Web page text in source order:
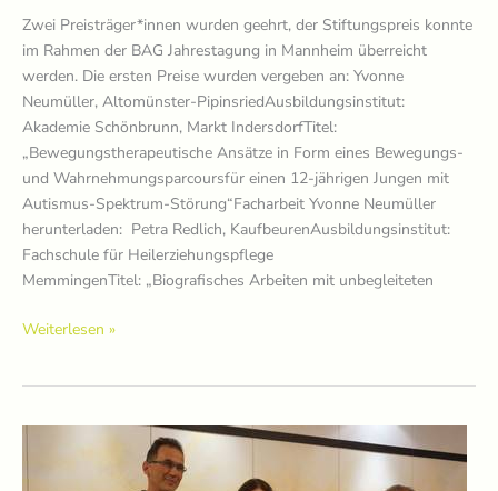
Zwei Preisträger*innen wurden geehrt, der Stiftungspreis konnte
im Rahmen der BAG Jahrestagung in Mannheim überreicht
werden. Die ersten Preise wurden vergeben an: Yvonne
Neumüller, Altomünster-PipinsriedAusbildungsinstitut:
Akademie Schönbrunn, Markt IndersdorfTitel:
„Bewegungstherapeutische Ansätze in Form eines Bewegungs-
und Wahrnehmungsparcoursfür einen 12-jährigen Jungen mit
Autismus-Spektrum-Störung“Facharbeit Yvonne Neumüller
herunterladen: Petra Redlich, KaufbeurenAusbildungsinstitut:
Fachschule für Heilerziehungspflege
MemmingenTitel: „Biografisches Arbeiten mit unbegleiteten
Preisträger*innen
Weiterlesen »